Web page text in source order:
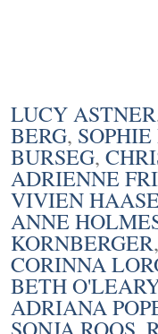
LUCY ASTNER
BERG,
BURSEG,
ADRIENNE
VIVIEN
ANNE
KORNBERGER,
CORINNA
BETH
ADRIANA